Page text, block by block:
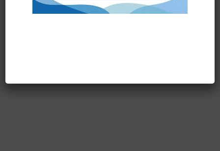
Puoi ordinare chiamando al0172 478161oppure
scrivendo una mail ainfo@bogliano.it.